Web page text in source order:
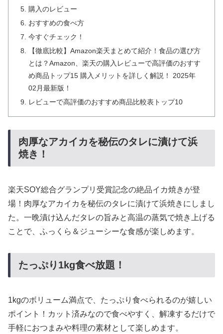
購入のレビュー
おすすめの食べ方
今すぐチェック！
【徹底比較】Amazon楽天まとめて紹介！食品の選び方
とは？Amazon、楽天の購入レビューで高評価のおすす
め商品トップ15 購入メリットを詳しく解説！ 2025年
02月最新版！
レビューで高評価のおすすめ商品比較表トップ10
肉厚なアカイカを秘伝のタレに漬けて浜
焼き！
楽天SOY総合グランプリ受賞記念の絶品イカ焼きが登
場！肉厚なアカイカを秘伝のタレに漬けて浜焼きにしまし
た。一晩漬け込んだタレの旨みと高温の蒸気で焼き上げる
ことで、ふっくら＆ジューシーな食感が楽しめます。
たっぷり1kg食べ放題！
1kgのボリューム満点で、たっぷり食べられるのが嬉しい
ポイント！カット済みなので食べやすく、解凍するだけで
手軽におつまみや料理の素材として楽しめます。